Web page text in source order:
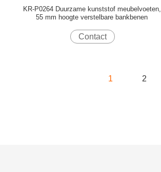
KR-P0264 Duurzame kunststof meubelvoeten,
55 mm hoogte verstelbare bankbenen
Contact
1 2